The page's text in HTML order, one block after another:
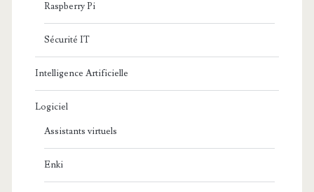
Raspberry Pi
Sécurité IT
Intelligence Artificielle
Logiciel
Assistants virtuels
Enki